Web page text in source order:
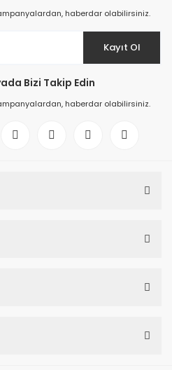
haberdar olabilirsiniz.
Kayıt Ol
Bizi Takip Edin
haberdar olabilirsiniz.